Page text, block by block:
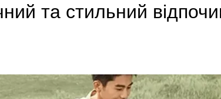
та стильний